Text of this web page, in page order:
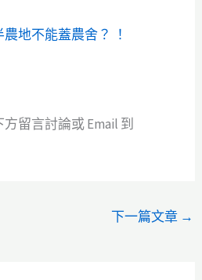
地不能蓋農舍？ ！
留言討論或 Email 到
下一篇文章 →